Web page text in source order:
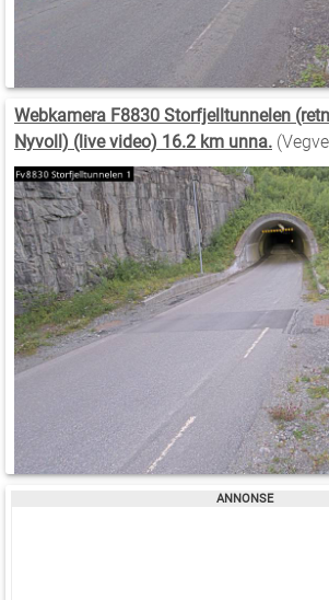
Webkamera F8830 Storfjelltunnelen
Nyvoll) (live video) 16.2 km unna.